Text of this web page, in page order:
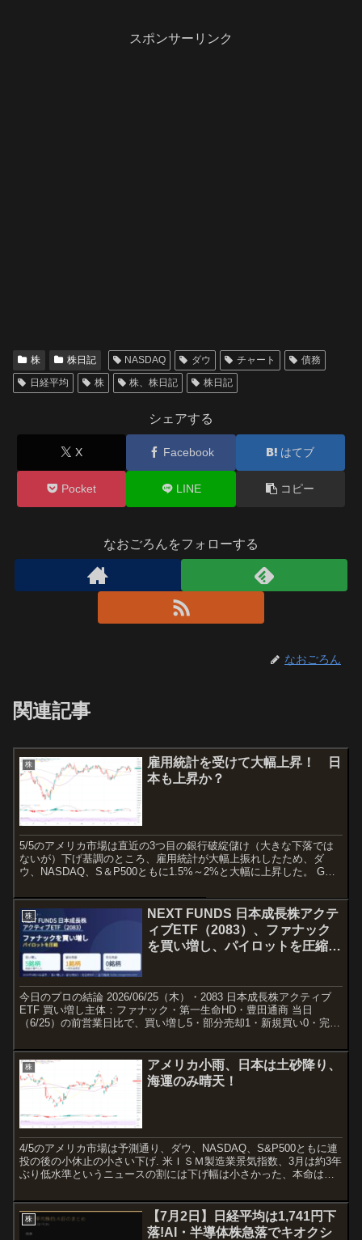
スポンサーリンク
株 株日記 NASDAQ ダウ チャート
債務
日経平均
株 株、株日記 株日記
シェアする
X Facebook はてブ
Pocket LINE コピー
なおごろんをフォローする
なおごろん
関連記事
株
雇用統計を受けて大幅上昇！ 日
本も上昇か？
5/5のアメリカ市場は直近の3つ目の銀行破綻儲け（大きな下落では
ないが）下げ基調のところ、雇用統計が大幅上振れしたため、ダ
ウ、NASDAQ、S＆P500ともに1.5%～2%と大幅に上昇した。 GW
株
NEXT FUNDS 日本成長株アクテ
ィブETF（2083）、ファナック
を買い増し、パイロットを圧縮
今日のプロの結論 2026/06/25（木）・2083 日本成長株アクティブ
ETF 買い増し主体：ファナック・第一生命HD・豊田通商 当日
（6/25）の前営業日比で、買い増し5・部分売却1・新規買い0・完全
株
アメリカ小雨、日本は土砂降り、
海運のみ晴天！
4/5のアメリカ市場は予測通り、ダウ、NASDAQ、S&P500ともに連
投の後の小休止の小さい下げ. 米ＩＳＭ製造業景気指数、3月は約3年
ぶり低水準というニュースの割には下げ幅は小さかった、本命は週
株
【7月2日】日経平均は1,741円下
落!AI・半導体株急落でキオクシ